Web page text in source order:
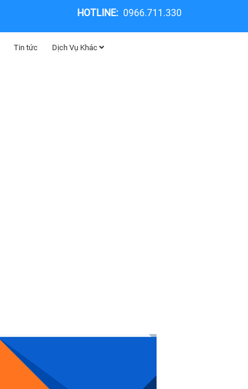
HOTLINE: 0966.711.330
Tin tức Dịch Vụ Khác